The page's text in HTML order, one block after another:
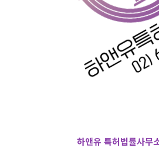
하앤유 특허법률사무